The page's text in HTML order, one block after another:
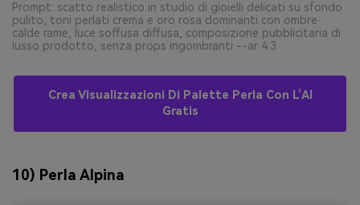
Prompt: scatto realistico in studio di gioielli delicati su sfondo
pulito, toni perlati crema e oro rosa dominanti con ombre
calde rame, luce soffusa diffusa, composizione pubblicitaria di
lusso prodotto, senza props ingombranti --ar 4:3
Crea Visualizzazioni Di Palette Perla Con L’AI
Gratis
10) Perla Alpina